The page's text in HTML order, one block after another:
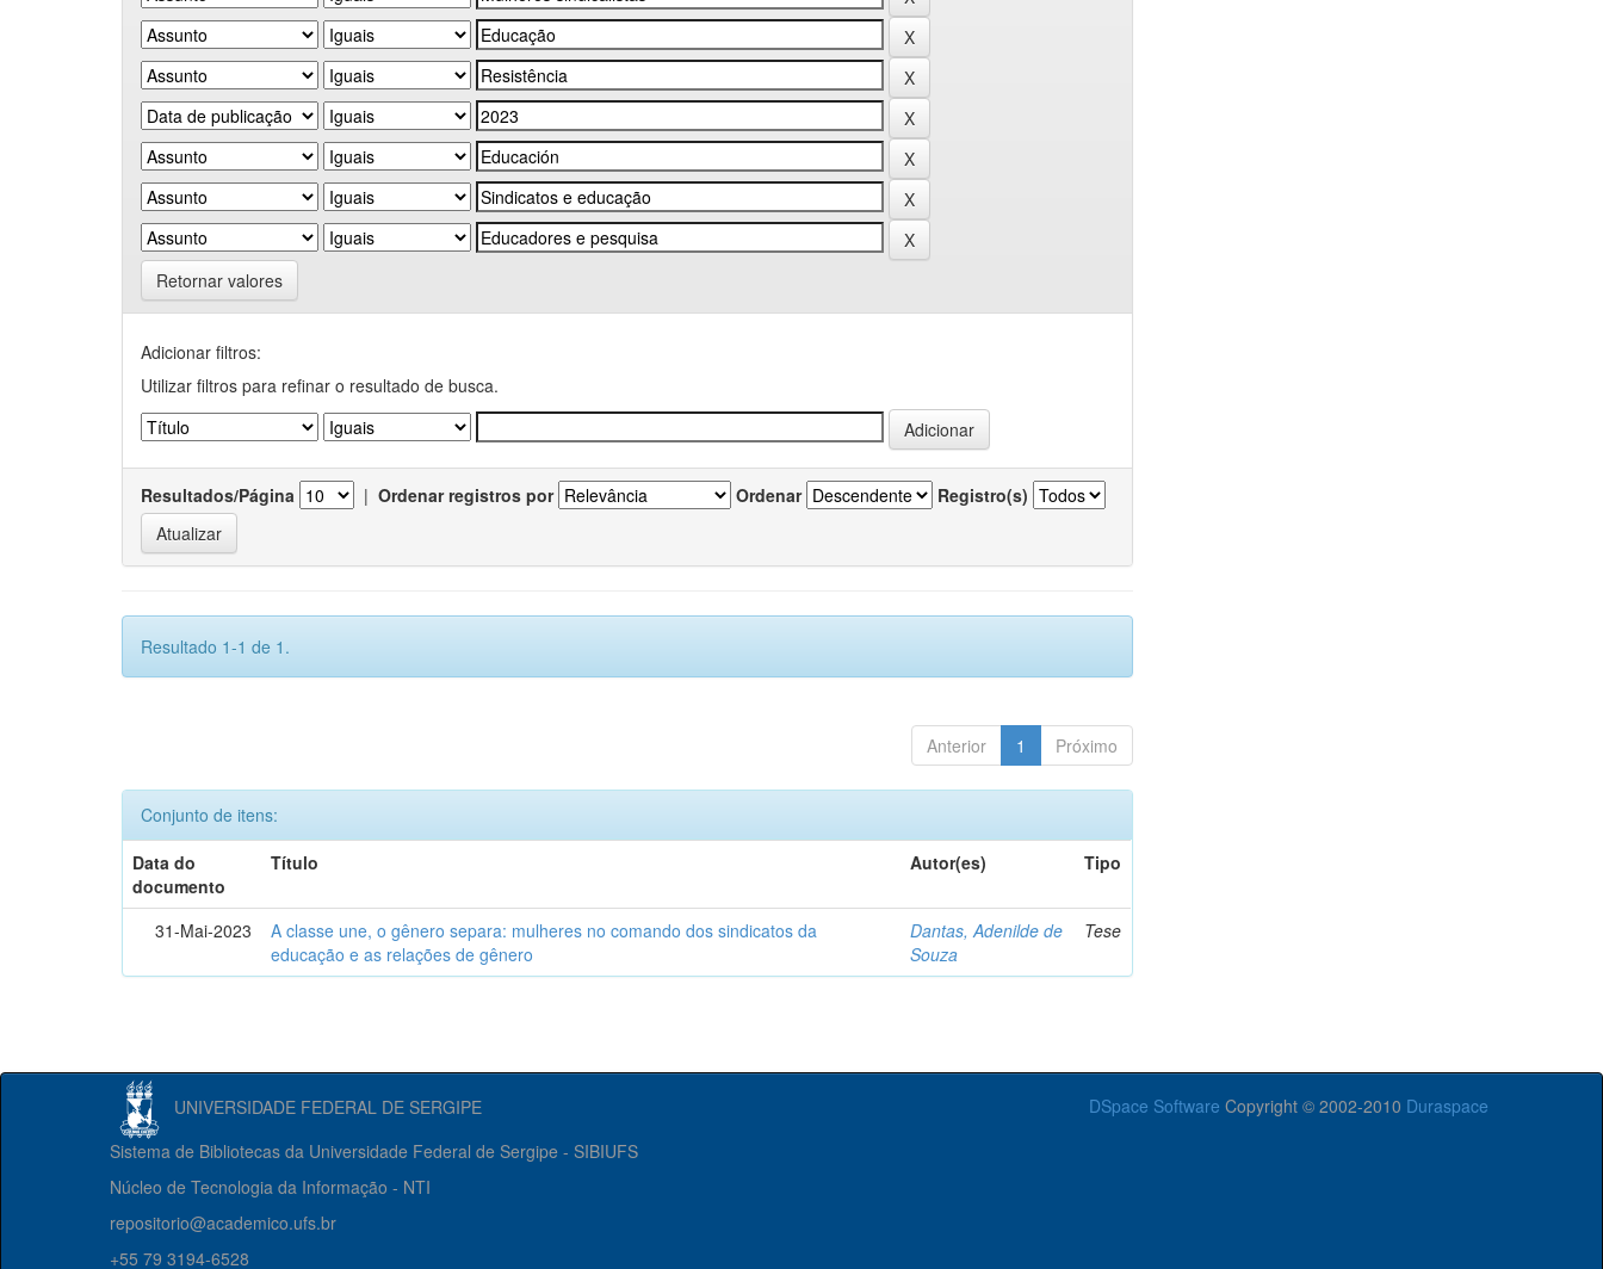
Retornar valores
Adicionar filtros:
Utilizar filtros para refinar o resultado de busca.
Resultados/Página | Ordenar registros por Ordenar Registro(s)
Resultado 1-1 de 1.
Anterior 1 Próximo
Conjunto de itens:
Data do
documento
Título Autor(es) Tipo
31-Mai-2023
A classe une, o gênero separa: mulheres no comando dos sindicatos da
educação e as relações de gênero
Dantas, Adenilde de
Souza
Tese
UNIVERSIDADE FEDERAL DE SERGIPE DSpace Software Copyright © 2002-2010 Duraspace
Sistema de Bibliotecas da Universidade Federal de Sergipe - SIBIUFS
Núcleo de Tecnologia da Informação - NTI
repositorio@academico.ufs.br
+55 79 3194-6528